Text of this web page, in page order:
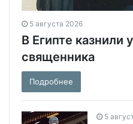
5 августа 2026
В Египте казнили
священника
Подробнее
5